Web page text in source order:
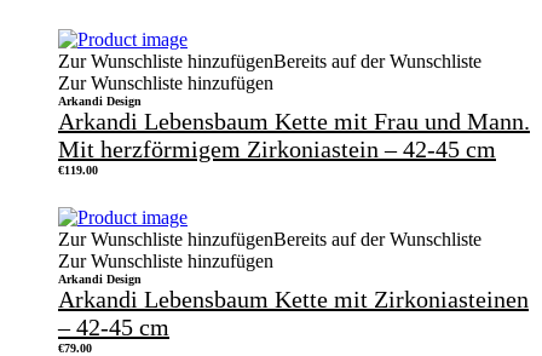
Zur Wunschliste hinzufügenBereits auf der Wunschliste
Zur Wunschliste hinzufügen
Arkandi Design
Arkandi Lebensbaum Kette mit Frau und Mann.
Mit herzförmigem Zirkoniastein – 42-45 cm
€119.00
Zur Wunschliste hinzufügenBereits auf der Wunschliste
Zur Wunschliste hinzufügen
Arkandi Design
Arkandi Lebensbaum Kette mit Zirkoniasteinen
– 42-45 cm
€79.00